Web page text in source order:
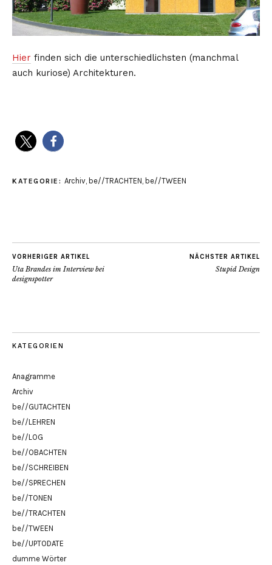
Hier finden sich die unterschiedlichsten (manchmal
auch kuriose) Architekturen.
KATEGORIE: Archiv, be//TRACHTEN, be//TWEEN
VORHERIGER ARTIKEL
Uta Brandes im Interview bei
designspotter
NÄCHSTER ARTIKEL
Stupid Design
KATEGORIEN
Anagramme
Archiv
be//GUTACHTEN
be//LEHREN
be//LOG
be//OBACHTEN
be//SCHREIBEN
be//SPRECHEN
be//TONEN
be//TRACHTEN
be//TWEEN
be//UPTODATE
dumme Wörter